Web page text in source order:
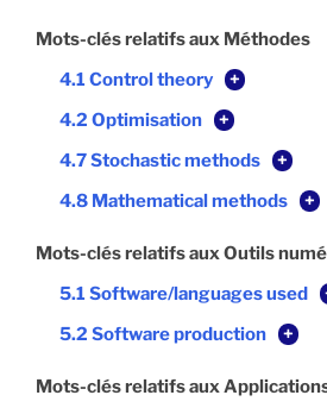
Mots-clés relatifs aux Méthodes
4.1 Control theory
+
4.2 Optimisation
+
4.7 Stochastic methods
+
4.8 Mathematical methods
+
Mots-clés relatifs aux Outils
5.1 Software/languages used
5.2 Software production
+
Mots-clés relatifs aux